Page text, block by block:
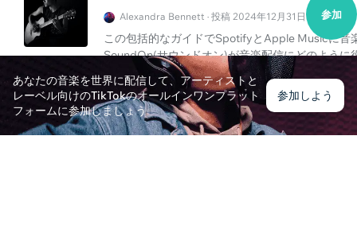
Alexandra Bennett · 投稿 2024年12月31日
この包括的なガイドでSpotifyとApple Musicに音
SoundOn(サウンドオン)が音楽配信にどのように
Tune CoreはAppleの完璧なパートナーですか?
Eleanor Brooks · 投稿 2024年12月30日
Tune CoreとApple Musicが協力して、音楽配信
あなたの音楽を世界に配信して、アーティストと
レーベル向けのTikTokのオールインワンプラット
フォームに参加しましょう
参加しよう
参加